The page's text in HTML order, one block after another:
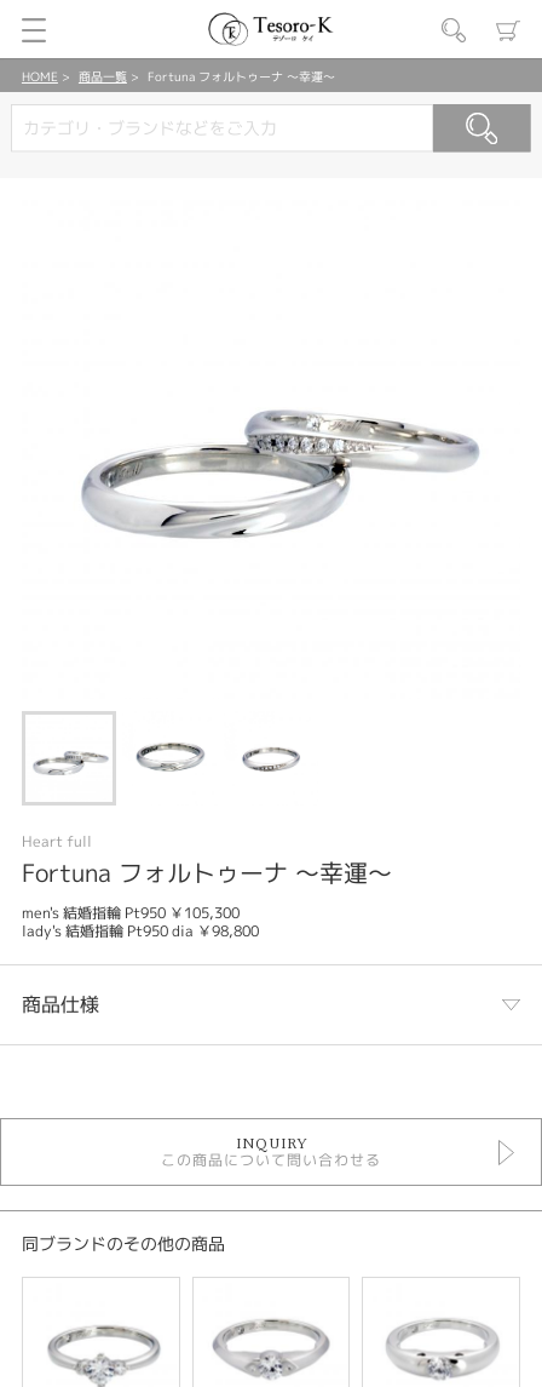
HOME 商品一覧 Fortuna フォルトゥーナ ～幸運～
Heart full
Fortuna フォルトゥーナ ～幸運～
men's 結婚指輪 Pt950 ￥105,300
lady's 結婚指輪 Pt950 dia ￥98,800
商品仕様
結婚指輪
性別
レディース
※価格は税込みになります。
INQUIRY
この商品について問い合わせる
同ブランドのその他の商品